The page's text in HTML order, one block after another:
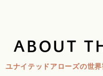
ABOUT
ユナイテッドアローズの世